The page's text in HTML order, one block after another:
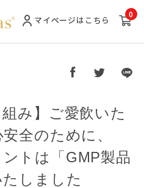
マイページはこちら
0
組み】ご愛飲いた
全のために、
トは「GMP製品
しました